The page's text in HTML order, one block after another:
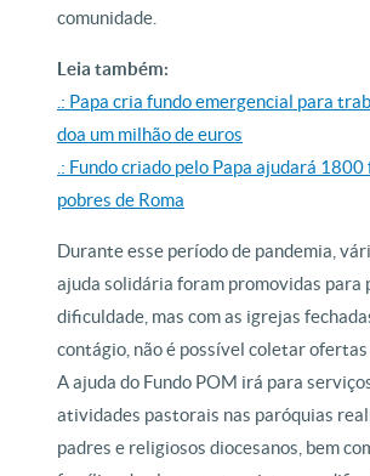
comunidade.
Leia também:
.: Papa cria fundo emergencial para
doa um milhão de euros
.: Fundo criado pelo Papa ajudará
pobres de Roma
Durante esse período de pandemia,
ajuda solidária foram promovidas para
dificuldade, mas com as igrejas
contágio, não é possível coletar ofertas
A ajuda do Fundo POM irá para
atividades pastorais nas paróquias
padres e religiosos diocesanos, bem